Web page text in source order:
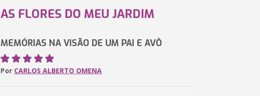
AS FLORES DO MEU JARDIM
MEMÓRIAS NA VISÃO DE UM PAI E AVÔ
Por CARLOS ALBERTO OMENA